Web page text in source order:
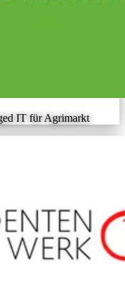
IT für Agrimarkt